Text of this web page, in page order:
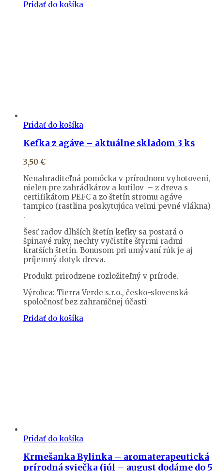
Pridať do košíka
Pridať do košíka
Kefka z agáve – aktuálne skladom 3 ks
3,50 €
Nenahraditeľná pomôcka v prírodnom vyhotovení,
nielen pre zahrádkárov a kutilov – z dreva s
certifikátom PEFC a zo štetín stromu agáve
tampico (rastlina poskytujúca veľmi pevné vlákna)
.
Šesť radov dlhších štetín kefky sa postará o
špinavé ruky, nechty vyčistíte štyrmi radmi
kratších štetín. Bonusom pri umývaní rúk je aj
príjemný dotyk dreva.
Produkt prirodzene rozložiteľný v prírode.
Výrobca: Tierra Verde s.r.o., česko-slovenská
spoločnosť bez zahraničnej účasti
Pridať do košíka
Pridať do košíka
Krmešanka Bylinka – aromaterapeutická
prírodná sviečka (júl – august dodáme do 5